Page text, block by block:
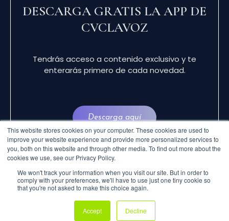
This website stores cookies on your computer. These cookies are used to
improve your website experience and provide more personalized services to
you, both on this website and through other media. To find out more about the
cookies we use, see our Privacy Policy.
We won't track your information when you visit our site. But in order to
comply with your preferences, we'll have to use just one tiny cookie so
that you're not asked to make this choice again.
Accept Decline
DESCARGA GRATIS LA APP DE
CVCLAVOZ
Tendrás acceso a contenido exclusivo y te
enterarás primero de cada novedad.
Descarga aquí
© 2024 CVCLAVOZ . TODOS LOS DERECHOS
RESERVADOS.